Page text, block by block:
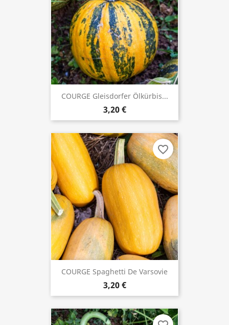
COURGE Gleisdorfer Ölkürbis...
3,20 €
COURGE Spaghetti De Varsovie
3,20 €
favorite_border